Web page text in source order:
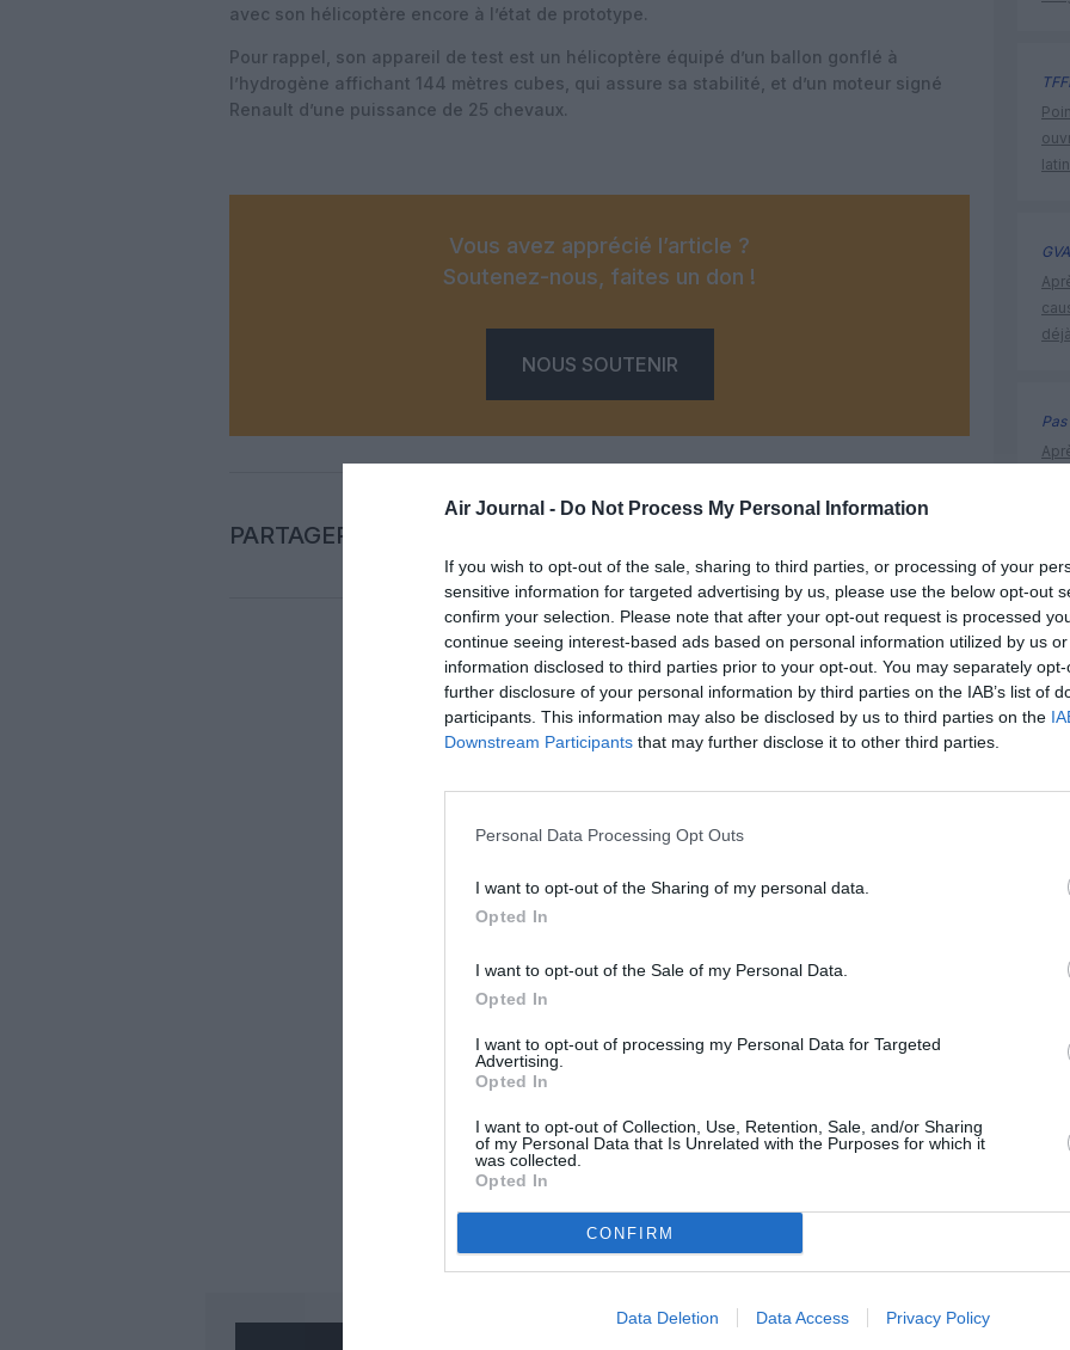
Air Journal - Do Not Process My Personal Information
If you wish to opt-out of the sale, sharing to third parties, or processing of your
sensitive information for targeted advertising by us, please use the below opt-out
confirm your selection. Please note that after your opt-out request is processed
continue seeing interest-based ads based on personal information utilized by us
information disclosed to third parties prior to your opt-out. You may separately
further disclosure of your personal information by third parties on the IAB’s list of
participants. This information may also be disclosed by us to third parties on the
Downstream Participants that may further disclose it to other third parties.
Personal Data Processing Opt Outs
I want to opt-out of the Sharing of my personal data.
Opted In
I want to opt-out of the Sale of my Personal Data.
Opted In
I want to opt-out of processing my Personal Data for Targeted
Advertising.
Opted In
I want to opt-out of Collection, Use, Retention, Sale, and/or Sharing
of my Personal Data that Is Unrelated with the Purposes for which it
was collected.
Opted In
CONFIRM
Data Deletion Data Access Privacy Policy
avec son hélicoptère encore à l’état de prototype.
Pour rappel, son appareil de test est un hélicoptère équipé d’un ballon gonflé à
l’hydrogène affichant 144 mètres cubes, qui assure sa stabilité, et d’un moteur signé
Renault d’une puissance de 25 chevaux.
Vous avez apprécié l’article ?
Soutenez-nous, faites un don !
NOUS SOUTENIR
PARTAGER L'ARTICLE
FacebookTwitterPinterestLinkedInEmail Print
Aucun commentaire !
LAISSER UN COMMENTAIRE
histoire